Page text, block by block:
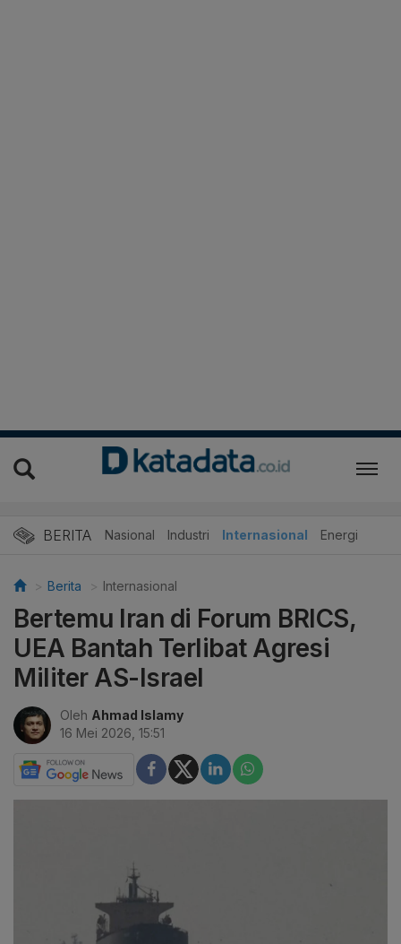
BERITA Nasional Industri Internasional Energi
Berita Internasional
Bertemu Iran di Forum BRICS,
UEA Bantah Terlibat Agresi
Militer AS-Israel
Oleh Ahmad Islamy
16 Mei 2026, 15:51